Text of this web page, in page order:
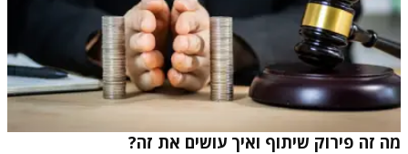
מה זה פירוק שיתוף ואיך עושים את זה?